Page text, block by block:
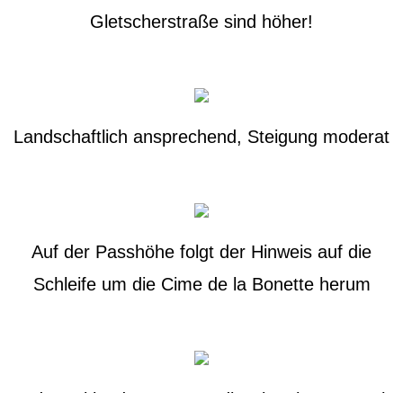
Gletscherstraße sind höher!
Landschaftlich ansprechend, Steigung moderat
Auf der Passhöhe folgt der Hinweis auf die
Schleife um die Cime de la Bonette herum